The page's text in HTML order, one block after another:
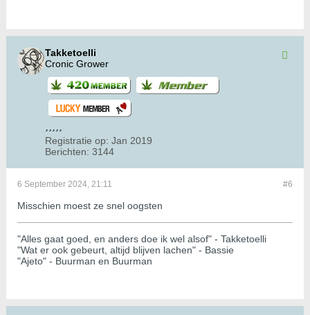
Takketoelli
Cronic Grower
Registratie op: Jan 2019
Berichten: 3144
#6
6 September 2024, 21:11
Misschien moest ze snel oogsten
"Alles gaat goed, en anders doe ik wel alsof" - Takketoelli
"Wat er ook gebeurt, altijd blijven lachen" - Bassie
"Ajeto" - Buurman en Buurman